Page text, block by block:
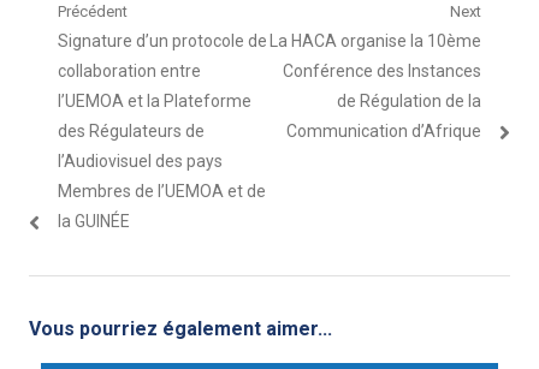
Navigation
de
l’article
Précédent
Article
précédent
:
Signature d’un protocole de
collaboration entre
l’UEMOA et la Plateforme
des Régulateurs de
l’Audiovisuel des pays
Membres de l’UEMOA et de
la GUINÉE
Next
Article
suivant
La HACA organise la 10ème
Conférence des Instances
de Régulation de la
Communication d’Afrique
Vous pourriez également aimer...